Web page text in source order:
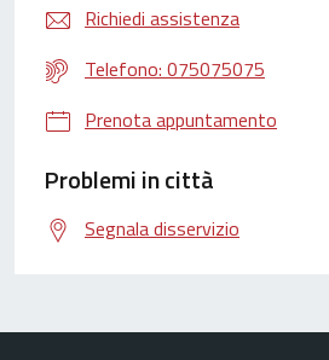
Richiedi assistenza
Telefono: 075075075
Prenota appuntamento
Problemi in città
Segnala disservizio